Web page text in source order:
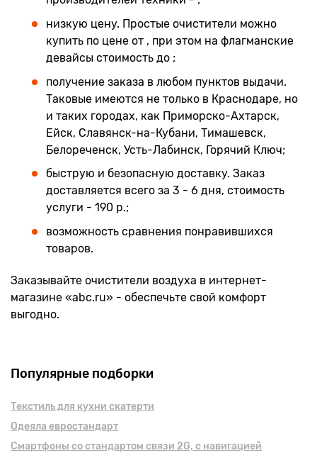
низкую цену. Простые очистители можно
купить по цене от , при этом на флагманские
девайсы стоимость до ;
получение заказа в любом пунктов выдачи.
Таковые имеются не только в Краснодаре, но
и таких городах, как Приморско-Ахтарск,
Ейск, Славянск-на-Кубани, Тимашевск,
Белореченск, Усть-Лабинск, Горячий Ключ;
быструю и безопасную доставку. Заказ
доставляется всего за 3 - 6 дня, стоимость
услуги - 190 р.;
возможность сравнения понравившихся
товаров.
Заказывайте очистители воздуха в интернет-
магазине «abc.ru» - обеспечьте свой комфорт
выгодно.
Популярные подборки
Текстиль для кухни скатерти
Одеяла евростандарт
Смартфоны cо стандартом связи 2G, с навигацией